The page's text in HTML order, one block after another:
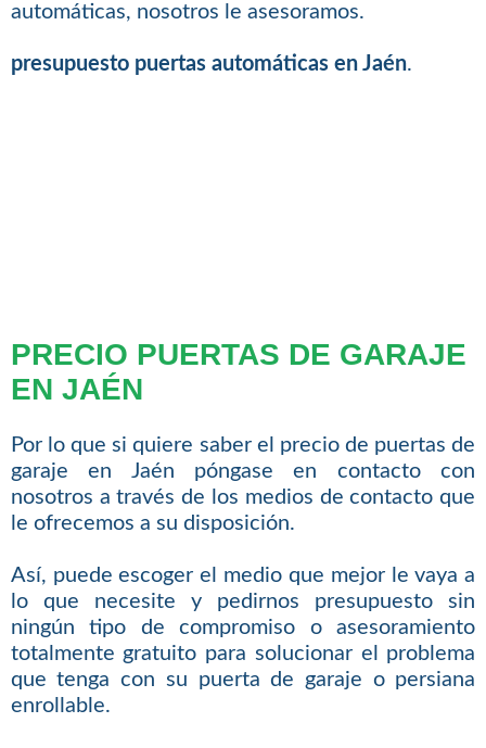
automáticas, nosotros le asesoramos.
presupuesto puertas automáticas en Jaén.
PRECIO PUERTAS DE GARAJE
EN JAÉN
Por lo que si quiere saber el precio de puertas de
garaje en Jaén póngase en contacto con
nosotros a través de los medios de contacto que
le ofrecemos a su disposición.
Así, puede escoger el medio que mejor le vaya a
lo que necesite y pedirnos presupuesto sin
ningún tipo de compromiso o asesoramiento
totalmente gratuito para solucionar el problema
que tenga con su puerta de garaje o persiana
enrollable.